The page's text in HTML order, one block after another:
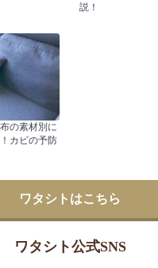
説！
の素材別に
カビの予防
ワタシトはこちら
ワタシト公式SNS